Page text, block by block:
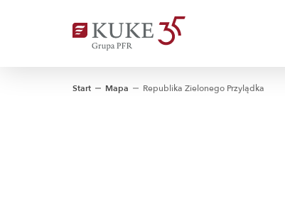
Start Mapa Republika Zielonego Przylądka